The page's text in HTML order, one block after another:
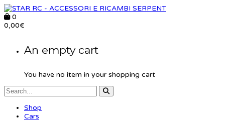
0
0,00€
An empty cart
You have no item in your shopping cart
Shop
Cars